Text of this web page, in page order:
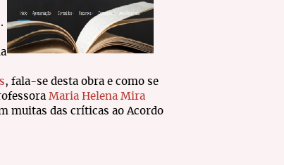
.
, fala-se desta obra e como se
Maria Helena Mira
muitas das críticas ao Acordo